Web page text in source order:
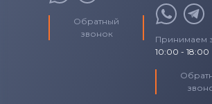
Аккумуляторы для ноутбуков
Аккумуляторы для ноутбуков
Аккумуляторы для ноутбуков
VostroОбратный
звонок
Принимаем
10:00 - 18:00